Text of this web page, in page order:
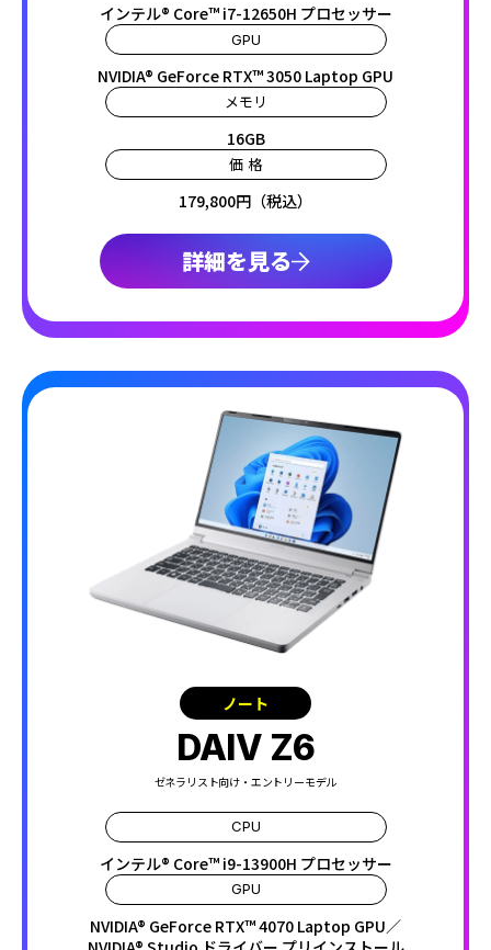
インテル® Core™ i7-12650H プロセッサー
GPU
NVIDIA® GeForce RTX™ 3050 Laptop GPU
メモリ
16GB
価 格
179,800円（税込）
詳細を見る
ノート
DAIV Z6
ゼネラリスト向け・エントリーモデル
CPU
インテル® Core™ i9-13900H プロセッサー
GPU
NVIDIA® GeForce RTX™ 4070 Laptop GPU／